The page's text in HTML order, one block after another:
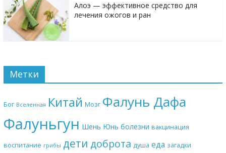
Алоэ — эффективное средство для
лечения ожогов и ран
Метки
Бог Вселенная Китай Мозг Фалунь Дафа
Фалуньгун Шень Юнь болезни вакцинация
воспитание грибы дети доброта душа еда загадки